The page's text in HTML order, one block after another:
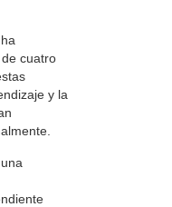
cuatro
y la